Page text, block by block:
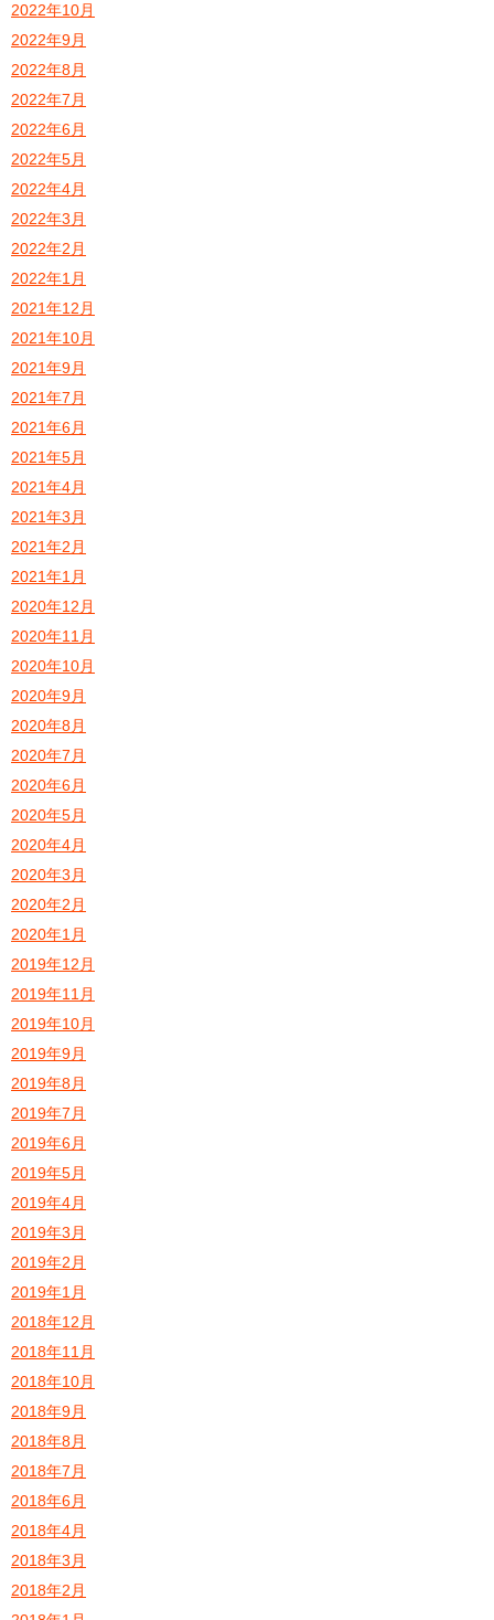
2022年10月
2022年9月
2022年8月
2022年7月
2022年6月
2022年5月
2022年4月
2022年3月
2022年2月
2022年1月
2021年12月
2021年10月
2021年9月
2021年7月
2021年6月
2021年5月
2021年4月
2021年3月
2021年2月
2021年1月
2020年12月
2020年11月
2020年10月
2020年9月
2020年8月
2020年7月
2020年6月
2020年5月
2020年4月
2020年3月
2020年2月
2020年1月
2019年12月
2019年11月
2019年10月
2019年9月
2019年8月
2019年7月
2019年6月
2019年5月
2019年4月
2019年3月
2019年2月
2019年1月
2018年12月
2018年11月
2018年10月
2018年9月
2018年8月
2018年7月
2018年6月
2018年4月
2018年3月
2018年2月